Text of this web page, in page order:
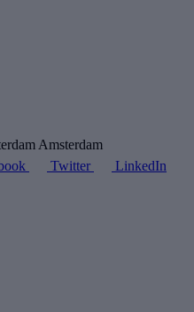
Amsterdam
Twitter LinkedIn